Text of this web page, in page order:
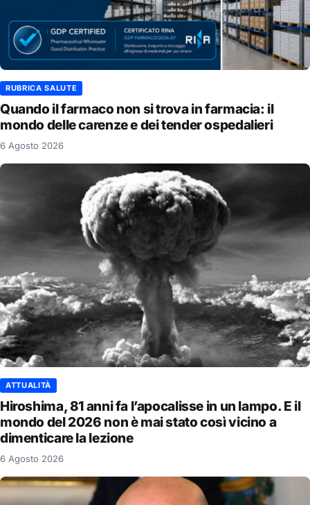
RUBRICA SALUTE
Quando il farmaco non si trova in farmacia: il
mondo delle carenze e dei tender ospedalieri
6 Agosto 2026
ATTUALITÀ
Hiroshima, 81 anni fa l’apocalisse in un lampo. E il
mondo del 2026 non è mai stato così vicino a
dimenticare la lezione
6 Agosto 2026